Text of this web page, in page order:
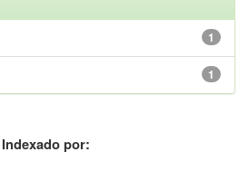
1
1
Indexado por: